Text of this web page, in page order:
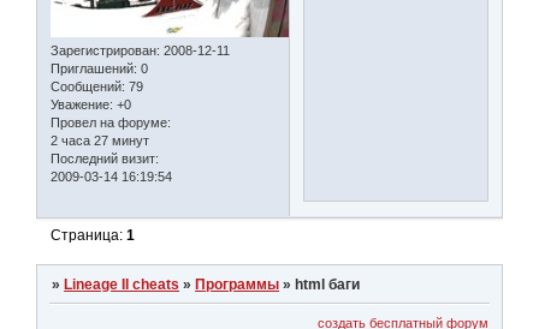
Зарегистрирован: 2008-12-11
Приглашений: 0
Сообщений: 79
Уважение: +0
Провел на форуме:
2 часа 27 минут
Последний визит:
2009-03-14 16:19:54
Страница:1
» Lineage II cheats » Программы » html баги
создать бесплатный форум